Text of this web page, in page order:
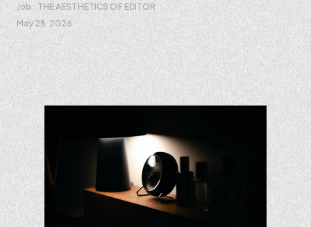
Job
THE AESTHETICS OF EDITOR
May 28. 2026